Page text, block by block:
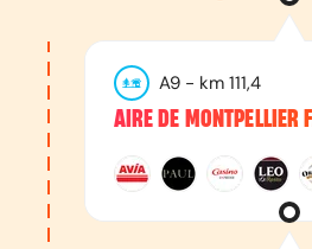
A9 - km 111,4
AIRE DE MONTPELLIER